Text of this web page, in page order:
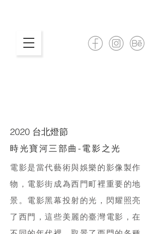
2020 台北燈節
時光寶河三部曲-電影之光
電影是當代藝術與娛樂的影像製作
物，電影街成為西門町裡重要的地
景。電影黑幕投射的光，閃耀照亮
了西門，這些美麗的臺灣電影，在